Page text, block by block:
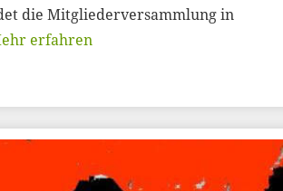
die Mitgliederversammlung in
erfahren